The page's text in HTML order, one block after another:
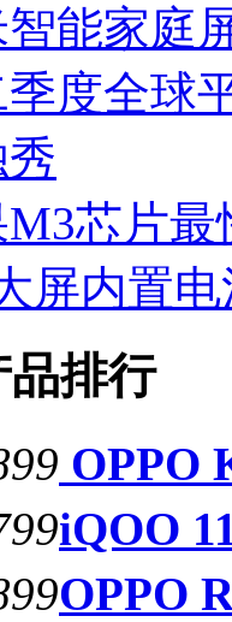
能家庭
度全球
芯片最
屏内置
排行
OPPO
iQOO
OPPO